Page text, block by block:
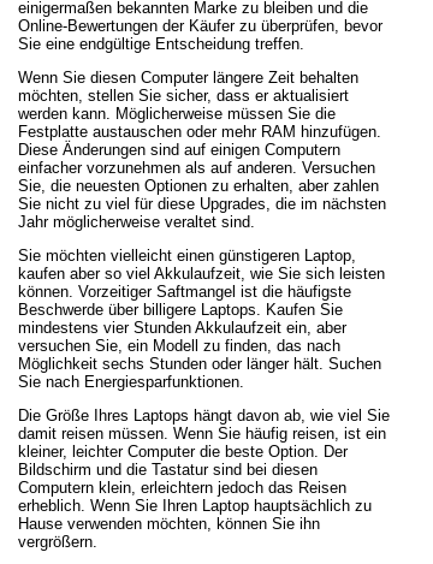
einigermaßen bekannten Marke zu bleiben und die
Online-Bewertungen der Käufer zu überprüfen, bevor
Sie eine endgültige Entscheidung treffen.
Wenn Sie diesen Computer längere Zeit behalten
möchten, stellen Sie sicher, dass er aktualisiert
werden kann. Möglicherweise müssen Sie die
Festplatte austauschen oder mehr RAM hinzufügen.
Diese Änderungen sind auf einigen Computern
einfacher vorzunehmen als auf anderen. Versuchen
Sie, die neuesten Optionen zu erhalten, aber zahlen
Sie nicht zu viel für diese Upgrades, die im nächsten
Jahr möglicherweise veraltet sind.
Sie möchten vielleicht einen günstigeren Laptop,
kaufen aber so viel Akkulaufzeit, wie Sie sich leisten
können. Vorzeitiger Saftmangel ist die häufigste
Beschwerde über billigere Laptops. Kaufen Sie
mindestens vier Stunden Akkulaufzeit ein, aber
versuchen Sie, ein Modell zu finden, das nach
Möglichkeit sechs Stunden oder länger hält. Suchen
Sie nach Energiesparfunktionen.
Die Größe Ihres Laptops hängt davon ab, wie viel Sie
damit reisen müssen. Wenn Sie häufig reisen, ist ein
kleiner, leichter Computer die beste Option. Der
Bildschirm und die Tastatur sind bei diesen
Computern klein, erleichtern jedoch das Reisen
erheblich. Wenn Sie Ihren Laptop hauptsächlich zu
Hause verwenden möchten, können Sie ihn
vergrößern.